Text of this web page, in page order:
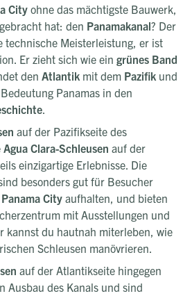
City ohne das mächtigste Bauwerk,
hat: den Panamakanal? Der
technische Meisterleistung, er ist
Er zieht sich wie ein grünes Band
den Atlantik mit dem Pazifik und
Panamas in den
.
auf der Pazifikseite des
Agua Clara-Schleusen auf der
einzigartige Erlebnisse. Die
besonders gut für Besucher
Panama City aufhalten, und bieten
mit Ausstellungen und
kannst du hautnah miterleben, wie
Schleusen manövrieren.
auf der Atlantikseite hingegen
Ausbau des Kanals und sind